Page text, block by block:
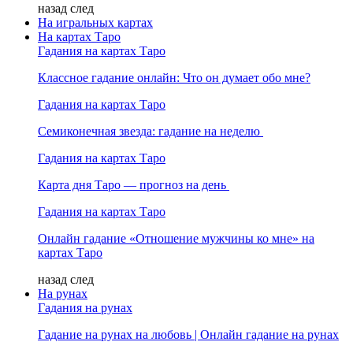
назад след
На игральных картах
На картах Таро
Гадания на картах Таро
Классное гадание онлайн: Что он думает обо мне?
Гадания на картах Таро
Семиконечная звезда: гадание на неделю
Гадания на картах Таро
Карта дня Таро — прогноз на день
Гадания на картах Таро
Онлайн гадание «Отношение мужчины ко мне» на
картах Таро
назад след
На рунах
Гадания на рунах
Гадание на рунах на любовь | Онлайн гадание на рунах